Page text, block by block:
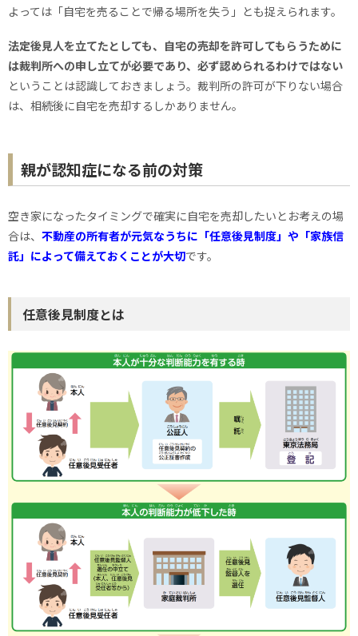
よっては「自宅を売ることで帰る場所を失う」とも捉えられます。
法定後見人を立てたとしても、自宅の売却を許可してもらうために
は裁判所への申し立てが必要であり、必ず認められるわけではない
ということは認識しておきましょう。裁判所の許可が下りない場合
は、相続後に自宅を売却するしかありません。
親が認知症になる前の対策
空き家になったタイミングで確実に自宅を売却したいとお考えの場
合は、 不動産の所有者が元気なうちに「任意後見制度」や「家族信
託」によって備えておくことが大切です。
任意後見制度とは